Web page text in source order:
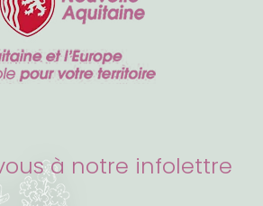
à notre infolettre